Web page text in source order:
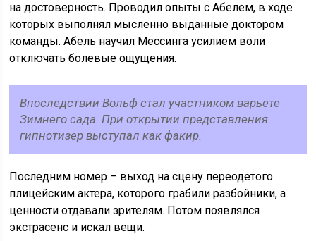
на достоверность. Проводил опыты с Абелем, в ходе
которых выполнял мысленно выданные доктором
команды. Абель научил Мессинга усилием воли
отключать болевые ощущения.
Впоследствии Вольф стал участником варьете
Зимнего сада. При открытии представления
гипнотизер выступал как факир.
Последним номер – выход на сцену переодетого
плицейским актера, которого грабили разбойники, а
ценности отдавали зрителям. Потом появлялся
экстрасенс и искал вещи.